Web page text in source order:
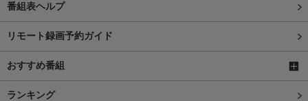
番組表ヘルプ
リモート録画予約ガイド
おすすめ番組
ランキング